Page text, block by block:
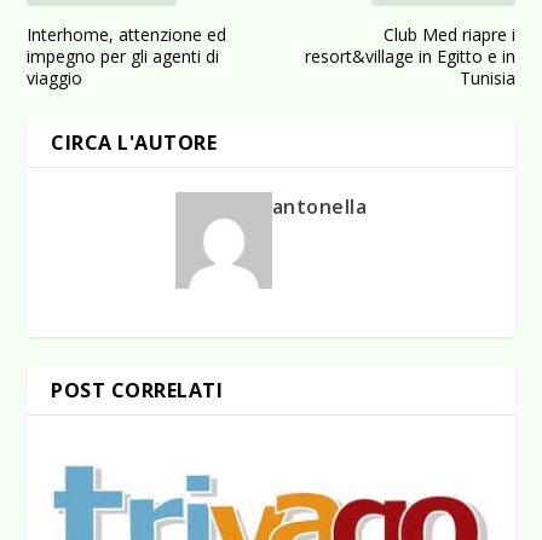
Interhome, attenzione ed
impegno per gli agenti di
viaggio
Club Med riapre i
resort&village in Egitto e in
Tunisia
CIRCA L'AUTORE
antonella
POST CORRELATI